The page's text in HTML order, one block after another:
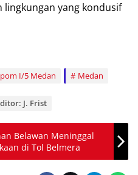
lingkungan yang kondusif
I/5 Medan Medan
J. Frist
Belawan Meninggal
di Tol Belmera